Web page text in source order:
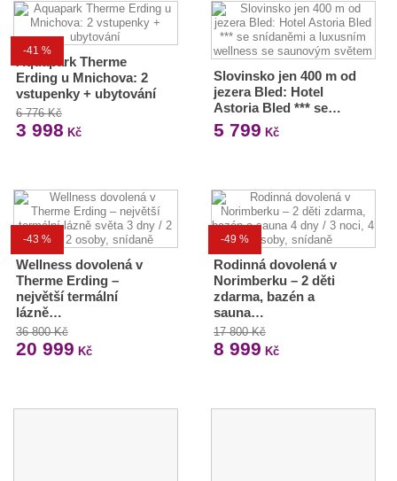
-41 %
Aquapark Therme
Erding u Mnichova: 2
vstupenky + ubytování
6 776 Kč
3 998 Kč
Slovinsko jen 400 m od
jezera Bled: Hotel
Astoria Bled *** se…
5 799 Kč
-43 %
Wellness dovolená v
Therme Erding –
největší termální
lázně…
36 800 Kč
20 999 Kč
-49 %
Rodinná dovolená v
Norimberku – 2 děti
zdarma, bazén a
sauna…
17 800 Kč
8 999 Kč